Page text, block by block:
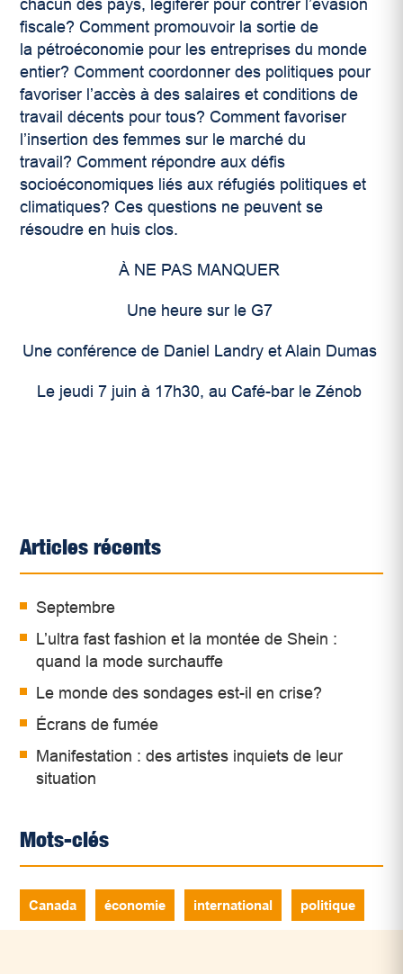
chacun des pays, légiférer pour contrer l’évasion
fiscale? Comment promouvoir la sortie de
la pétroéconomie pour les entreprises du monde
entier? Comment coordonner des politiques pour
favoriser l’accès à des salaires et conditions de
travail décents pour tous? Comment favoriser
l’insertion des femmes sur le marché du
travail? Comment répondre aux défis
socioéconomiques liés aux réfugiés politiques et
climatiques? Ces questions ne peuvent se
résoudre en huis clos.
À NE PAS MANQUER
Une heure sur le G7
Une conférence de Daniel Landry et Alain Dumas
Le jeudi 7 juin à 17h30, au Café-bar le Zénob
Articles récents
Septembre
L’ultra fast fashion et la montée de Shein :
quand la mode surchauffe
Le monde des sondages est-il en crise?
Écrans de fumée
Manifestation : des artistes inquiets de leur
situation
Mots-clés
Canada économie international politique